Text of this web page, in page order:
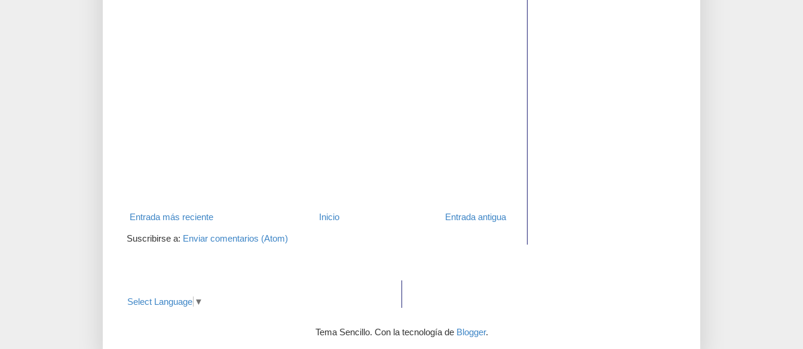
Entrada más reciente Entrada antigua
Inicio
Suscribirse a: Enviar comentarios (Atom)
Select Language ▼
Tema Sencillo. Con la tecnología de Blogger.